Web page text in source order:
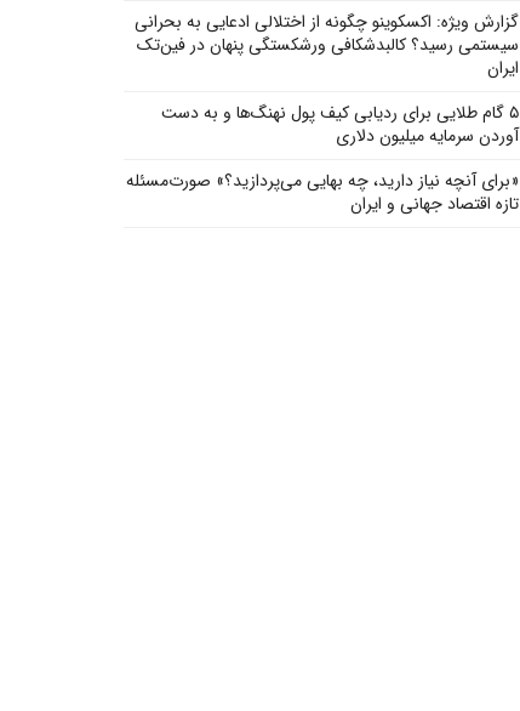
گزارش ویژه: اکسکوینو چگونه از اختلالی ادعایی به بحرانی
سیستمی رسید؟ کالبدشکافی ورشکستگی پنهان در فین‌تک
ایران
۵ گام طلایی برای ردیابی کیف پول‌ نهنگ‌ها و به دست
آوردن سرمایه میلیون دلاری
«برای آنچه نیاز دارید، چه بهایی می‌پردازید؟» صورت‌مسئله
تازه اقتصاد جهانی و ایران